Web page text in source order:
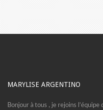
MARYLISE ARGENTINO
Bonjour à tous , je rejoins l’équipe